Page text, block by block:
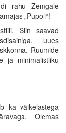
rahu Zemgale
„Pūpoli“!
Siin saavad
luues
Ruumide
ja minimalistliku
ka väikelastega
Olemas